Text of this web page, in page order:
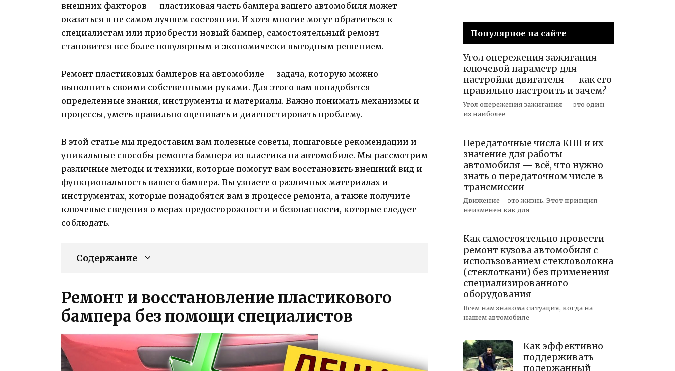
внешних факторов — пластиковая часть бампера вашего автомобиля может
оказаться в не самом лучшем состоянии. И хотя многие могут обратиться к
специалистам или приобрести новый бампер, самостоятельный ремонт
становится все более популярным и экономически выгодным решением.
Ремонт пластиковых бамперов на автомобиле — задача, которую можно
выполнить своими собственными руками. Для этого вам понадобятся
определенные знания, инструменты и материалы. Важно понимать механизмы и
процессы, уметь правильно оценивать и диагностировать проблему.
В этой статье мы предоставим вам полезные советы, пошаговые рекомендации и
уникальные способы ремонта бампера из пластика на автомобиле. Мы рассмотрим
различные методы и техники, которые помогут вам восстановить внешний вид и
функциональность вашего бампера. Вы узнаете о различных материалах и
инструментах, которые понадобятся вам в процессе ремонта, а также получите
ключевые сведения о мерах предосторожности и безопасности, которые следует
соблюдать.
Содержание
Ремонт и восстановление пластикового
бампера без помощи специалистов
Популярное на сайте
Угол опережения зажигания —
ключевой параметр для
настройки двигателя — как его
правильно настроить и зачем?
Угол опережения зажигания — это один
из наиболее
Передаточные числа КПП и их
значение для работы
автомобиля — всё, что нужно
знать о передаточном числе в
трансмиссии
Движение – это жизнь. Этот принцип
неизменен как для
Как самостоятельно провести
ремонт кузова автомобиля с
использованием стекловолокна
(стеклоткани) без применения
специализированного
оборудования
Всем нам знакома ситуация, когда на
нашем автомобиле
Как эффективно
поддерживать
подержанный